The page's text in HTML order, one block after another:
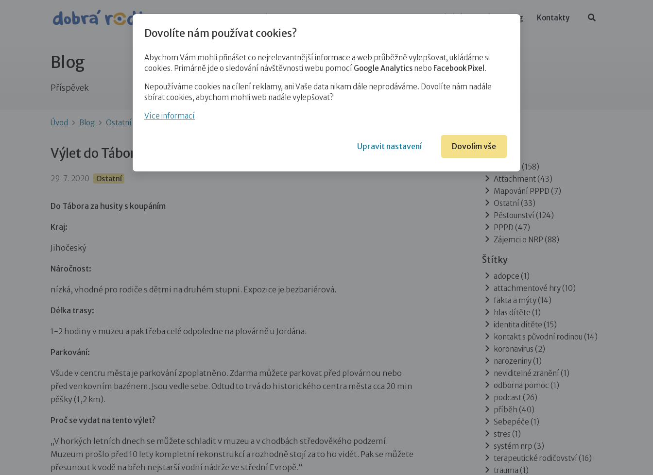
Blog Kontakty
Blog
Příspěvek
Úvod Blog Ostatní Výlet do Tábora za husity a koupáním
Výlet do Tábora za husity a koupáním
29. 7. 2020 Ostatní
Do Tábora za husity s koupáním
Kraj:
Jihočeský
Náročnost:
nízká, vhodné pro rodiče s dětmi na druhém stupni. Expozice je bezbariérová.
Délka trasy:
1-2 hodiny v muzeu a pak třeba celé odpoledne na plovárně u Jordána.
Parkování:
Všude v centru města je parkování zpoplatněno. Zdarma můžete parkovat před plovárnou nebo
před venkovním bazénem. Jsou vedle sebe. Odtud to trvá do historického centra města cca 20 min
pěšky (1,2 km).
Proč se vydat na tento výlet?
„V horkých letních dnech se můžete schladit v muzeu a v chodbách středověkého podzemí.
Muzeum prošlo před 10 lety kompletní rekonstrukcí a rozhodně stojí za to ho vidět. Pak se můžete
přesunout k vodě na břeh nejstarší vodní nádrže ve střední Evropě.“
Rubriky
Adopce(158)
Attachment(43)
Mapování PPPD (7)
Ostatní (33)
Pěstounství (124)
PPPD (47)
Zájemci o NRP (88)
Štítky
adopce (1)
attachmentové hry (10)
fakta a mýty (14)
hlas dítěte (1)
identita dítěte (15)
kontakt s původní rodinou (14)
koronavirus (2)
narozeniny (1)
neviditelné zranění (1)
odborna pomoc (1)
podcast (26)
příběh (40)
Sebepéče (1)
stres (1)
systém nrp (3)
terapeutické rodičovství (16)
trauma (1)
Dovolíte nám používat cookies?
Abychom Vám mohli přinášet co nejrelevantnější informace a web průběžně vylepšovat, ukládáme si
cookies. Primárně jde o sledování návštěvnosti webu pomocí Google Analytics nebo Facebook Pixel .
Nepoužíváme cookies na cílení reklamy, ani Vaše data nikam dále neprodáváme. Dovolíte nám nadále
sbírat cookies, abychom mohli web nadále vylepšovat?
Více informací
Upravit nastavení Dovolím vše